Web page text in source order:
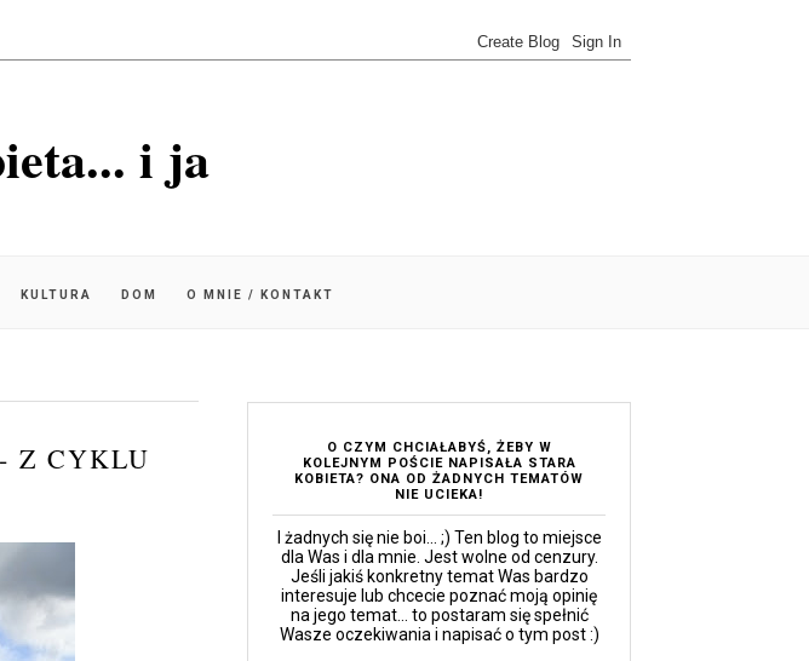
i ja
KULTURA DOM O MNIE / KONTAKT
Z CYKLU
O CZYM CHCIAŁABYŚ, ŻEBY W
KOLEJNYM POŚCIE NAPISAŁA STARA
KOBIETA? ONA OD ŻADNYCH TEMATÓW
NIE UCIEKA!
I żadnych się nie boi... ;) Ten blog to miejsce
dla Was i dla mnie. Jest wolne od cenzury.
Jeśli jakiś konkretny temat Was bardzo
interesuje lub chcecie poznać moją opinię
na jego temat... to postaram się spełnić
Wasze oczekiwania i napisać o tym post :)